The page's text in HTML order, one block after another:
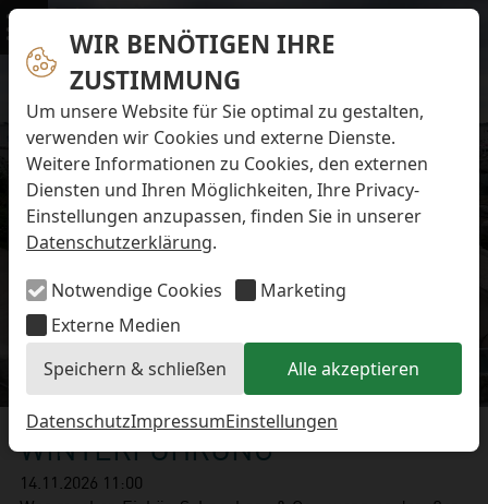
WIR BENÖTIGEN IHRE
ZUSTIMMUNG
Um unsere Website für Sie optimal zu gestalten,
verwenden wir Cookies und externe Dienste.
Weitere Informationen zu Cookies, den externen
Diensten und Ihren Möglichkeiten, Ihre Privacy-
Einstellungen anzupassen, finden Sie in unserer
Datenschutzerklärung.
Notwendige Cookies
Marketing
Externe Medien
Speichern & schließen
Alle akzeptieren
DatenschutzImpressumEinstellungen
Menü
Navigation überspringen
Preise & Infos
Öffnungs- und Fütterungszeiten
Eintrittspreise
Aktuelles
Alle Meldungen
Eisbären-Nachwuchs Anna & Elsa
Eisbären-Nachwuchs Lale & Lili
FAQ zum Tod des Schimpansen-Jungtiers
Newsletter
Bildungsletter
Barrierefreier Zoo
Hausordnung
Arbeiten im Zoo
Ausbildung zur Zootierpflegerin/zum Zootierpfleger
Freiwilliges ökologisches Jahr (FÖJ)
Mitarbeiter:in (w/m/d) auf Minijob-Basis
Patenschaften
Förderverein
Zookooperationen
Details
WINTERFÜHRUNG
14.11.2026 11:00